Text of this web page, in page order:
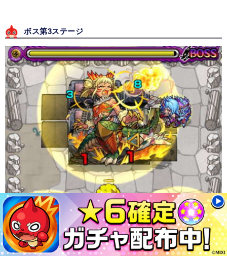
ボス第3ステージ